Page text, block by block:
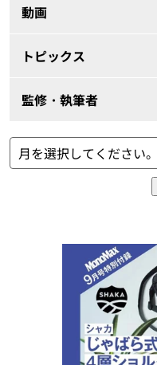
動画
トピックス
監修・執筆者